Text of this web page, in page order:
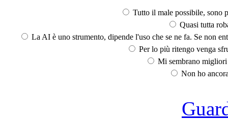
Tutto il male possibile, sono
Quasi tutta
La AI è uno strumento, dipende l'uso che se ne fa. Se non
Per lo più ritengo venga
Mi sembrano
Non ho